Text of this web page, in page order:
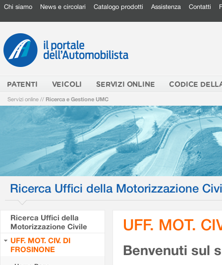
Chi siamo News e circolari Catalogo prodotti Assistenza Contatti
PATENTI VEICOLI SERVIZI ONLINE CODICE
Servizi online // Ricerca e Gestione UMC
Ricerca Uffici della Motorizzazione
Ricerca Uffici della
Motorizzazione Civile
UFF. MOT. CIV. DI
FROSINONE
UFF. MOT.
Benvenuti sul